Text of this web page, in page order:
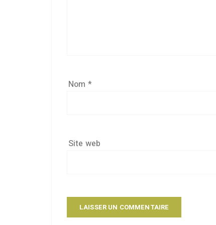
Nom *
Site web